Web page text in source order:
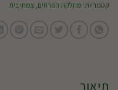
קטגוריות: מחלקת הפרחים,צמחי בית
תיאור